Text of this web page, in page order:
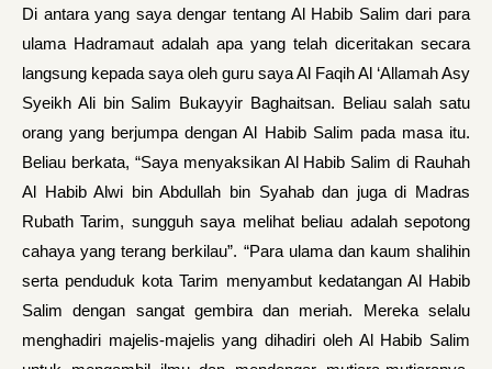
Di antara yang saya dengar tentang Al Habib Salim dari para
ulama Hadramaut adalah apa yang telah diceritakan secara
langsung kepada saya oleh guru saya Al Faqih Al ‘Allamah Asy
Syeikh Ali bin Salim Bukayyir Baghaitsan. Beliau salah satu
orang yang berjumpa dengan Al Habib Salim pada masa itu.
Beliau berkata, “Saya menyaksikan Al Habib Salim di Rauhah
Al Habib Alwi bin Abdullah bin Syahab dan juga di Madras
Rubath Tarim, sungguh saya melihat beliau adalah sepotong
cahaya yang terang berkilau”. “Para ulama dan kaum shalihin
serta penduduk kota Tarim menyambut kedatangan Al Habib
Salim dengan sangat gembira dan meriah. Mereka selalu
menghadiri majelis-majelis yang dihadiri oleh Al Habib Salim